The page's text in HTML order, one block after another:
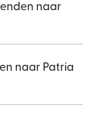
naar
naar Patria